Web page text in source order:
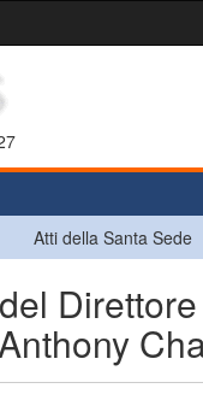
Atti della Santa Sede